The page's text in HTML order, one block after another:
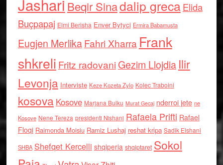
Jashari Beqir Sinadalip grecaElida
Buçpapaj Elmi Berisha Enver Bytyci Ermira Babamusta
Eugjen MerlikaFahri Xharra Frank
shkreli Fritz radovaniGezim Llojdia Ilir
Levonja Interviste Keze Kozeta Zylo Kolec Traboini
kosova Kosove Marjana Bulku Murat Gecaj nderroi jete ne
Kosove Nene Tereza presidenti Nishani Rafaela Prifti Rafael
Floqi Raimonda Moisiu Ramiz Lushaj reshat kripa Sadik Elshani
SHBA Shefqet Kercelli shqiperia shqiptaret Sokol